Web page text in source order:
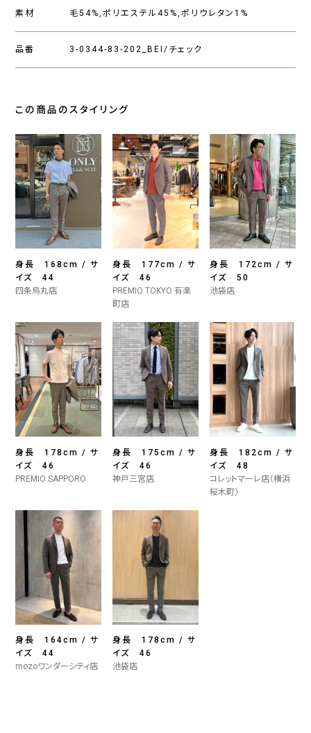
素材 毛54%,ポリエステル45%,ポリウレタン1%
品番 3-0344-83-202_BEI/チェック
この商品のスタイリング
身長 168cm / サ
イズ 44
四条烏丸店
身長 177cm / サ
イズ 46
PREMIO TOKYO 有楽
町店
身長 172cm / サ
イズ 50
池袋店
身長 178cm / サ
イズ 46
PREMIO SAPPORO
身長 175cm / サ
イズ 46
神戸三宮店
身長 182cm / サ
イズ 48
コレットマーレ店（横浜
桜木町）
身長 164cm / サ
イズ 44
mozoワンダーシティ店
身長 178cm / サ
イズ 46
池袋店